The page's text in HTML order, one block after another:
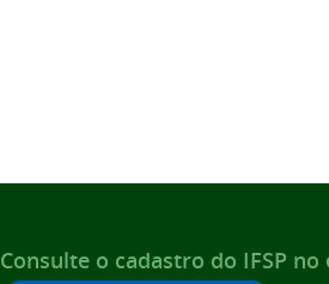
Consulte o cadastro do IFSP no